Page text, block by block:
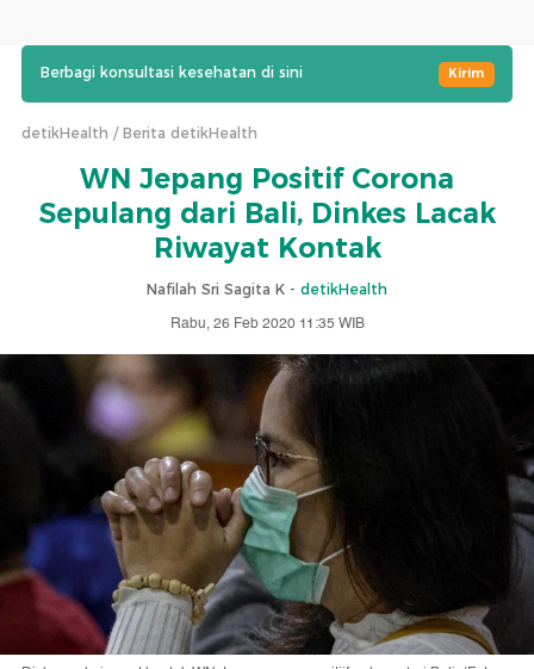
Berbagi konsultasi kesehatan di sini Kirim
detikHealth Berita detikHealth
WN Jepang Positif Corona
Sepulang dari Bali, Dinkes Lacak
Riwayat Kontak
Nafilah Sri Sagita K - detikHealth
Rabu, 26 Feb 2020 11:35 WIB